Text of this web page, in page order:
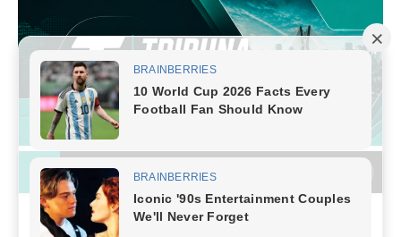
content